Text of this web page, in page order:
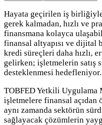
Hayata geçirilen iş
gerek kalmadan, hızlı ve
finansmana kolayca
finansal altyapısı ve dijital
kredi süreçleri daha hızlı,
gelirken; işletmelerin satış
desteklenmesi hedefleniyor.
TOBFED Yetkili Uygulama
işletmelere finansal
aynı zamanda sektörün
sağlayacak çözümlerin